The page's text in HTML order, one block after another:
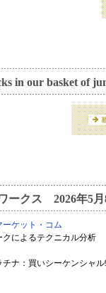
in our basket of
ークス 2026年5
ケット・コム
クによるテクニカル分析
チナ：買いシーケンシャ